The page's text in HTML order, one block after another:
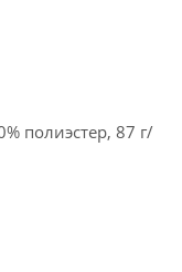
полиэстер, 87 г/